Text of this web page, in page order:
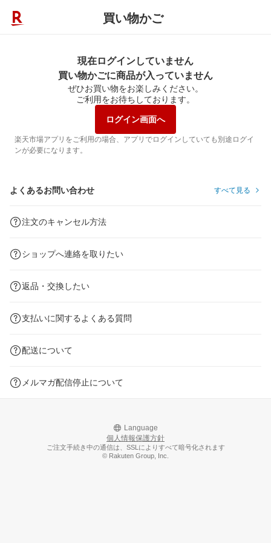
買い物かご
現在ログインしていません
買い物かごに商品が入っていません
ぜひお買い物をお楽しみください。
ご利用をお待ちしております。
ログイン画面へ
楽天市場アプリをご利用の場合、アプリでログインしていても別途ログイ
ンが必要になります。
よくあるお問い合わせ すべて見る
注文のキャンセル方法
ショップへ連絡を取りたい
返品・交換したい
支払いに関するよくある質問
配送について
メルマガ配信停止について
Language
個人情報保護方針
ご注文手続き中の通信は、SSLによりすべて暗号化されます
© Rakuten Group, Inc.